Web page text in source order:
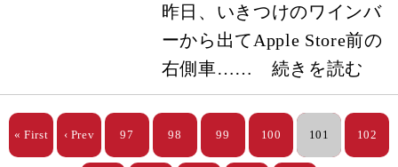
昨日、いきつけのワインバ
ーから出てApple Store前の
右側車…… 続きを読む
« First ‹ Prev 97 98 99 100 101 102